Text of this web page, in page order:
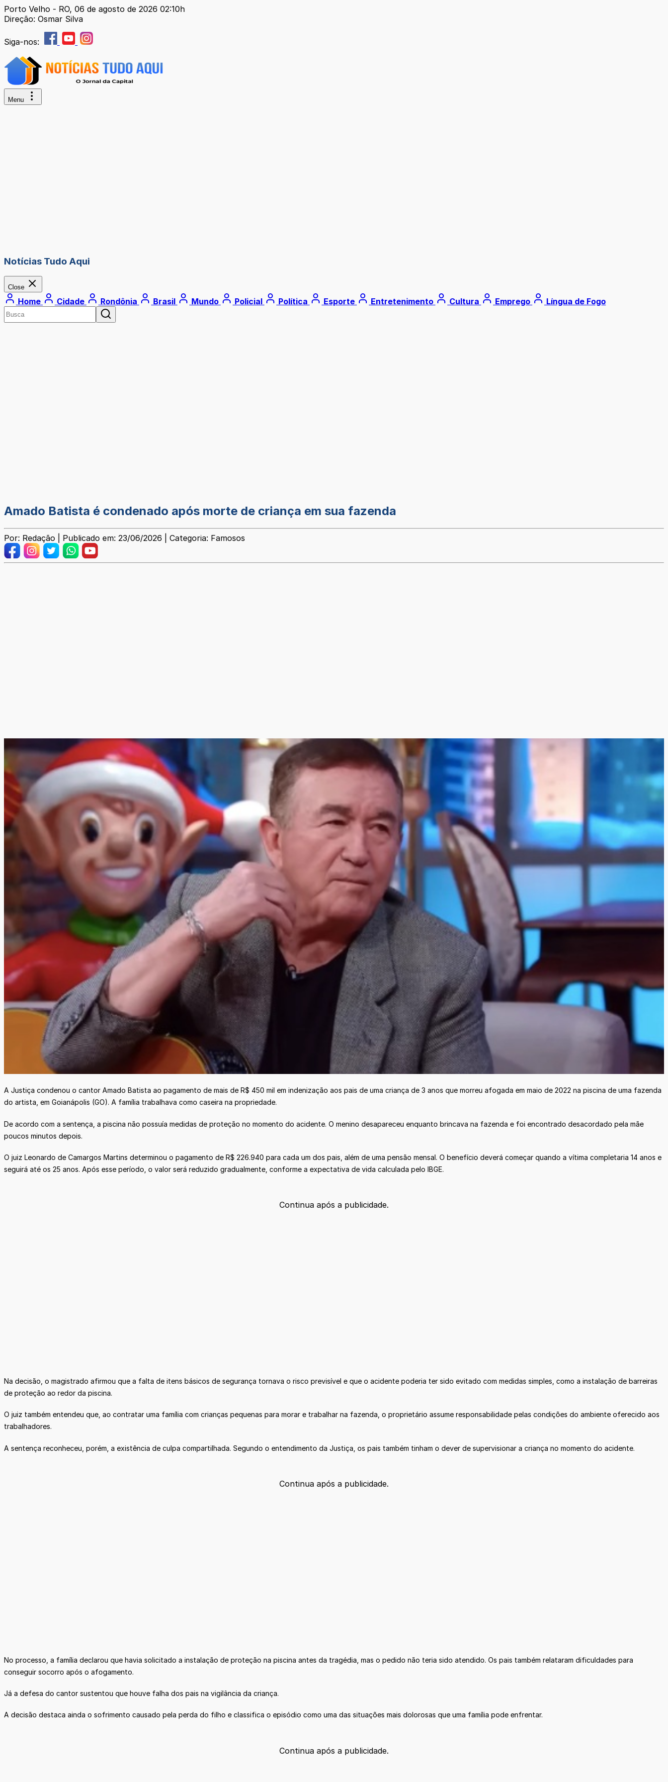
Porto Velho - RO, 06 de agosto de 2026 02:10h
Direção: Osmar Silva
Siga-nos:
Menu
Notícias Tudo Aqui
Close
Home Cidade Rondônia Brasil Mundo Policial Política Esporte Entretenimento Cultura Emprego Língua de Fogo
Amado Batista é condenado após morte de criança em sua fazenda
Por: Redação | Publicado em: 23/06/2026 | Categoria: Famosos
A Justiça condenou o cantor Amado Batista ao pagamento de mais de R$ 450 mil em indenização aos pais de uma criança de 3 anos que morreu afogada em maio de 2022 na piscina de uma fazenda
do artista, em Goianápolis (GO). A família trabalhava como caseira na propriedade.
De acordo com a sentença, a piscina não possuía medidas de proteção no momento do acidente. O menino desapareceu enquanto brincava na fazenda e foi encontrado desacordado pela mãe
poucos minutos depois.
O juiz Leonardo de Camargos Martins determinou o pagamento de R$ 226.940 para cada um dos pais, além de uma pensão mensal. O benefício deverá começar quando a vítima completaria 14 anos e
seguirá até os 25 anos. Após esse período, o valor será reduzido gradualmente, conforme a expectativa de vida calculada pelo IBGE.
Continua após a publicidade.
Na decisão, o magistrado afirmou que a falta de itens básicos de segurança tornava o risco previsível e que o acidente poderia ter sido evitado com medidas simples, como a instalação de barreiras
de proteção ao redor da piscina.
O juiz também entendeu que, ao contratar uma família com crianças pequenas para morar e trabalhar na fazenda, o proprietário assume responsabilidade pelas condições do ambiente oferecido aos
trabalhadores.
A sentença reconheceu, porém, a existência de culpa compartilhada. Segundo o entendimento da Justiça, os pais também tinham o dever de supervisionar a criança no momento do acidente.
Continua após a publicidade.
No processo, a família declarou que havia solicitado a instalação de proteção na piscina antes da tragédia, mas o pedido não teria sido atendido. Os pais também relataram dificuldades para
conseguir socorro após o afogamento.
Já a defesa do cantor sustentou que houve falha dos pais na vigilância da criança.
A decisão destaca ainda o sofrimento causado pela perda do filho e classifica o episódio como uma das situações mais dolorosas que uma família pode enfrentar.
Continua após a publicidade.